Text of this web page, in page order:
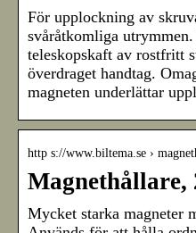
För upplockning av
svåråtkomliga
teleskopskaft av rostfritt
överdraget handtag.
magneten underlättar
http s://www.biltema.se ›
Magnethållare,
Mycket starka magneter